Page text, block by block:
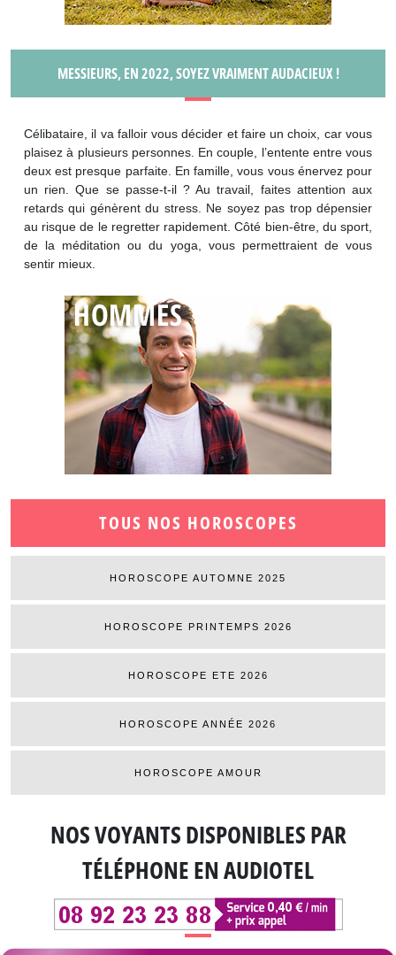
TOUS NOS HOROSCOPES
HOROSCOPE AUTOMNE 2025
HOROSCOPE PRINTEMPS 2026
HOROSCOPE ETE 2026
HOROSCOPE ANNÉE 2026
HOROSCOPE AMOUR
MESSIEURS, EN 2022, SOYEZ VRAIMENT AUDACIEUX !
Célibataire, il va falloir vous décider et faire un choix, car vous
plaisez à plusieurs personnes. En couple, l’entente entre vous
deux est presque parfaite. En famille, vous vous énervez pour
un rien. Que se passe-t-il ? Au travail, faites attention aux
retards qui génèrent du stress. Ne soyez pas trop dépensier
au risque de le regretter rapidement. Côté bien-être, du sport,
de la méditation ou du yoga, vous permettraient de vous
sentir mieux.
NOS VOYANTS DISPONIBLESPAR
TÉLÉPHONE EN AUDIOTEL